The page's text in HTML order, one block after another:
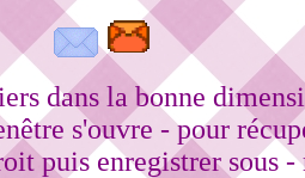
dans la bonne
s'ouvre - pour
puis enregistrer sous -